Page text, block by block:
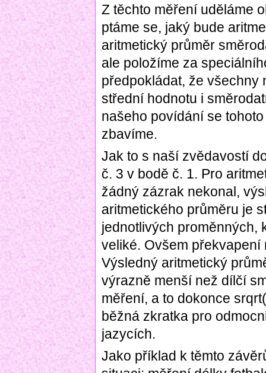
Z těchto měření uděláme
ptáme se, jaký bude
aritmetický průměr
ale položíme za
předpokládat, že všechny
střední hodnotu i
našeho povídání se
zbavíme.
Jak to s naší zvědavostí
č. 3 v bodě č. 1. Pro
žádný zázrak nekonal,
aritmetického průměru je
jednotlivých proměnných,
veliké. Ovšem
Výsledný aritmetický
výrazně menší než dílčí
měření, a to dokonce
běžná zkratka pro
jazycích.
Jako příklad k těmto